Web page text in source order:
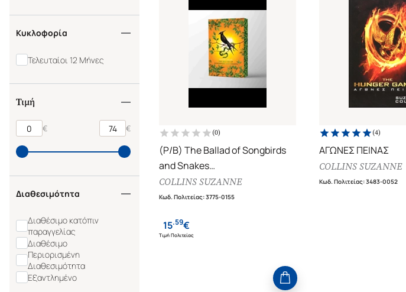
Κυκλοφορία
Τελευταίοι 12 Μήνες
Τιμή
€ €
Διαθεσιμότητα
Διαθέσιμο κατόπιν
παραγγελίας
Διαθέσιμο
Περιορισμένη
Διαθεσιμότητα
Εξαντλημένο
(0)
(P/B) The Ballad of Songbirds
and Snakes
(Deluxe Edition)
COLLINS SUZANNE
Κωδ. Πολιτείας:3775-0155
15.59€
Τιμή Πολιτείας
(4)
ΑΓΩΝΕΣ ΠΕΙΝΑΣ
COLLINS SUZANNE
Κωδ. Πολιτείας:3483-0052